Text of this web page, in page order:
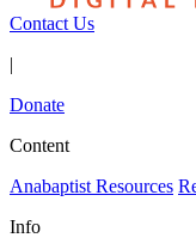
Contact Us
|
Donate
Content
Anabaptist Resources
Info